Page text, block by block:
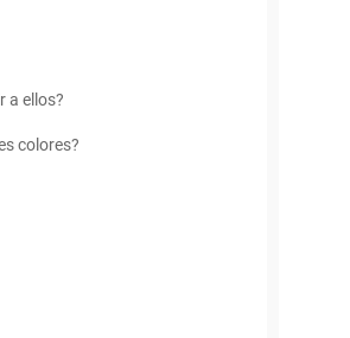
a ellos?
colores?